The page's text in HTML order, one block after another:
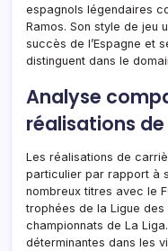
espagnols légendaires
Ramos. Son style de jeu
succès de l’Espagne et
distinguent dans le
Analyse
réalisations
Les réalisations de
particulier par rapport à
nombreux titres avec le
trophées de la Ligue des
championnats de La
déterminantes dans les